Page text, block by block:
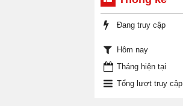
Đang truy cập
Hôm nay
Tháng hiện tại
Tổng lượt truy cập